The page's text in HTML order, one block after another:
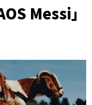
Messi」